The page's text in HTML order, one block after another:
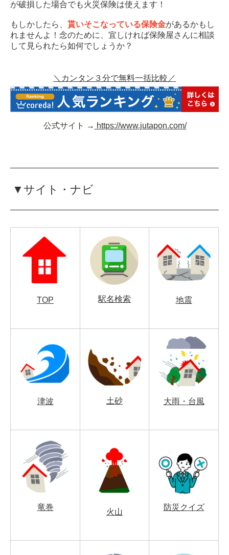
が破損した場合でも火災保険は使えます！
もしかしたら、 貰いそこなっている保険金があるかもし
れませんよ！念のために、宜しければ保険屋さんに相談
して見られたら如何でしょうか？
＼カンタン３分で無料一括比較／
公式サイト → https://www.jutapon.com/
▼サイト・ナビ
TOP 駅名検索 地震
津波 土砂 大雨・台風
竜巻
火山
防災クイズ